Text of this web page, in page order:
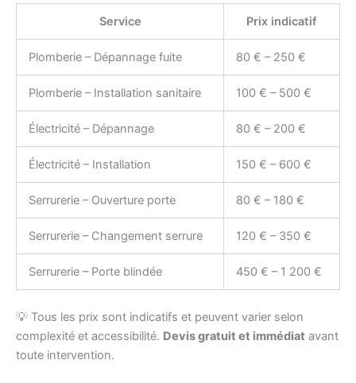
Service Prix indicatif
Plomberie – Dépannage fuite 80 € – 250 €
Plomberie – Installation sanitaire 100 € – 500 €
Électricité – Dépannage 80 € – 200 €
Électricité – Installation 150 € – 600 €
Serrurerie – Ouverture porte 80 € – 180 €
Serrurerie – Changement serrure 120 € – 350 €
Serrurerie – Porte blindée 450 € – 1 200 €
💡 Tous les prix sont indicatifs et peuvent varier selon
complexité et accessibilité. Devis gratuit et immédiat avant
toute intervention.